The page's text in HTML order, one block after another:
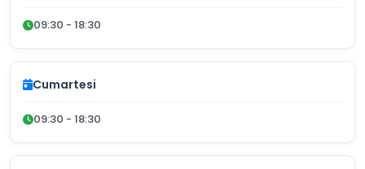
09:30 - 18:30
Cumartesi
09:30 - 18:30